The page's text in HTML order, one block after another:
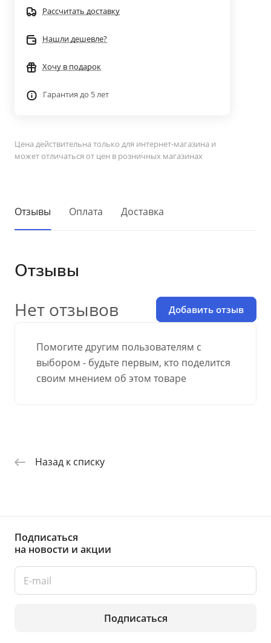
Рассчитать доставку
Нашли дешевле?
Хочу в подарок
Гарантия до 5 лет
Цена действительна только для интернет-магазина и
может отличаться от цен в розничных магазинах
Отзывы Оплата Доставка
Отзывы
Помогите другим пользователям с
выбором - будьте первым, кто поделится
своим мнением об этом товаре
Нет отзывов Добавить отзыв
Назад к списку
Подписаться
на новости и акции
Подписаться